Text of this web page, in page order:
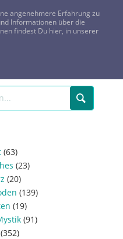
0800-8478266
REGISTRIEREN
(63)
(23)
(20)
(139)
(19)
(91)
(352)
angenehmere Erfahrung zu
Informationen über die
findest Du hier, in unserer